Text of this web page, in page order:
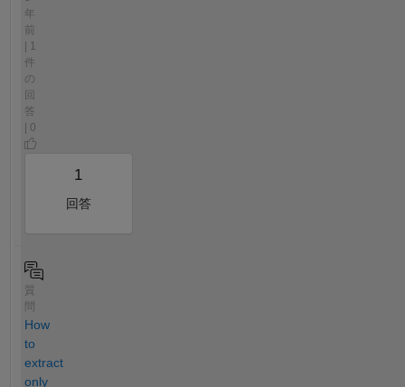
年
前
| 1
件
の
回
答
| 0
1
回答
質
How
to
extract
only